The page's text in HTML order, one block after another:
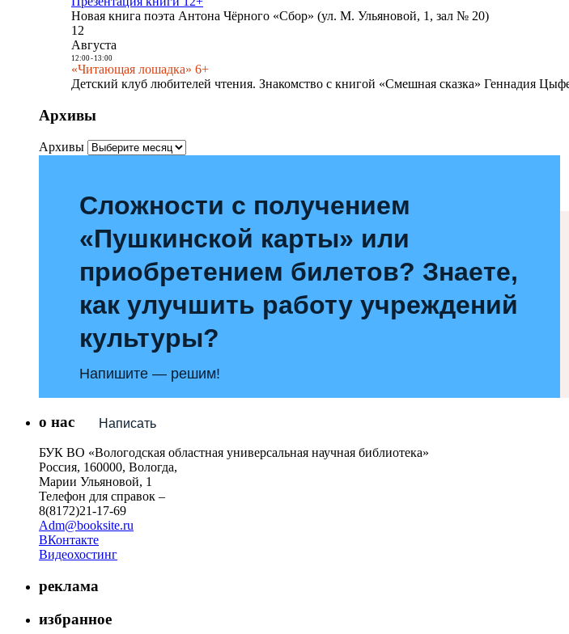
Новая книга поэта Антона Чёрного «Сбор» (ул. М. Ульяновой, 1, зал № 20)
12
Августа
12:00- 13:00
«Читающая лошадка» 6+
Детский клуб любителей чтения. Знакомство с книгой «Смешная сказка» Геннадия
Архивы
Архивы
Сложности с получением
«Пушкинской карты» или
приобретением билетов? Знаете,
как улучшить работу учреждений
культуры?
Напишите — решим!
Написать
о нас
БУК ВО «Вологодская областная универсальная научная библиотека»
Россия, 160000, Вологда,
Марии Ульяновой, 1
Телефон для справок –
8(8172)21-17-69
Adm@booksite.ru
ВКонтакте
Видеохостинг
реклама
избранное